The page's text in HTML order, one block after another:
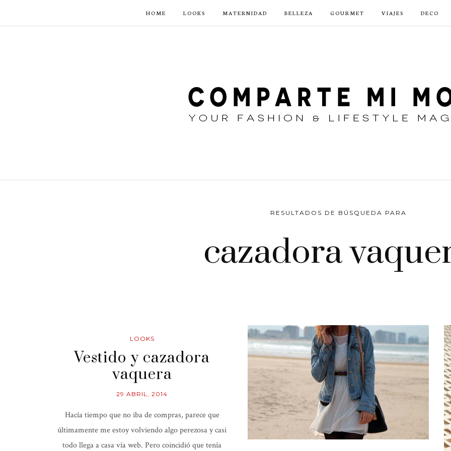
HOME LOOKS MATERNIDAD BELLEZA GOURMET VIAJES DECO
RESULTADOS DE BÚSQUEDA PARA
cazadora
LOOKS
Vestido y cazadora
vaquera
29 ABRIL, 2014
Hacía tiempo que no iba de compras, parece que
últimamente me estoy volviendo algo perezosa y casi
todo llega a casa vía web. Pero coincidió que tenía